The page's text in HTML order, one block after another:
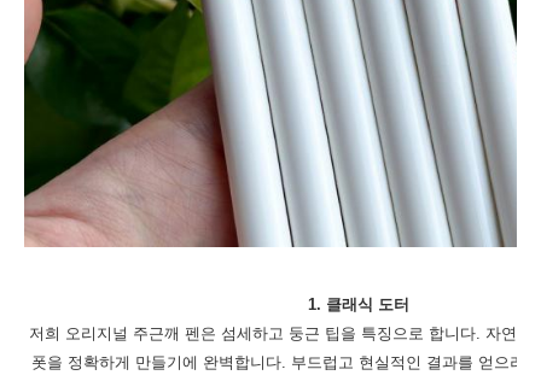
1. 클래식 도터
저희 오리지널 주근깨 펜은 섬세하고 둥근 팁을 특징으로 합니다. 자연스
폿을 정확하게 만들기에 완벽합니다. 부드럽고 현실적인 결과를 얻으려